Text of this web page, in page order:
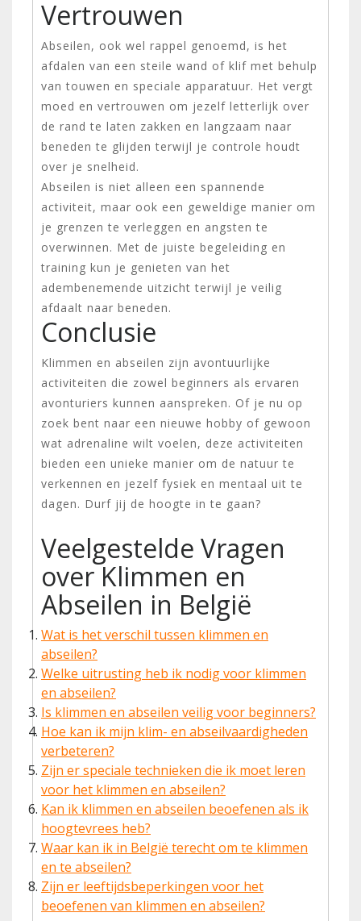
Vertrouwen
Abseilen, ook wel rappel genoemd, is het
afdalen van een steile wand of klif met behulp
van touwen en speciale apparatuur. Het vergt
moed en vertrouwen om jezelf letterlijk over
de rand te laten zakken en langzaam naar
beneden te glijden terwijl je controle houdt
over je snelheid.
Abseilen is niet alleen een spannende
activiteit, maar ook een geweldige manier om
je grenzen te verleggen en angsten te
overwinnen. Met de juiste begeleiding en
training kun je genieten van het
adembenemende uitzicht terwijl je veilig
afdaalt naar beneden.
Conclusie
Klimmen en abseilen zijn avontuurlijke
activiteiten die zowel beginners als ervaren
avonturiers kunnen aanspreken. Of je nu op
zoek bent naar een nieuwe hobby of gewoon
wat adrenaline wilt voelen, deze activiteiten
bieden een unieke manier om de natuur te
verkennen en jezelf fysiek en mentaal uit te
dagen. Durf jij de hoogte in te gaan?
Veelgestelde Vragen
over Klimmen en
Abseilen in België
Wat is het verschil tussen klimmen en
abseilen?
Welke uitrusting heb ik nodig voor klimmen
en abseilen?
Is klimmen en abseilen veilig voor beginners?
Hoe kan ik mijn klim- en abseilvaardigheden
verbeteren?
Zijn er speciale technieken die ik moet leren
voor het klimmen en abseilen?
Kan ik klimmen en abseilen beoefenen als ik
hoogtevrees heb?
Waar kan ik in België terecht om te klimmen
en te abseilen?
Zijn er leeftijdsbeperkingen voor het
beoefenen van klimmen en abseilen?